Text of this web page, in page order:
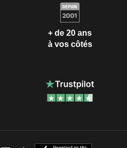
+ de 20 ans
à vos côtés